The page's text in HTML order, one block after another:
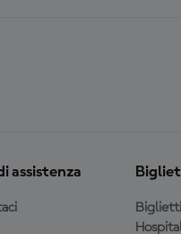
assistenza
Biglietti